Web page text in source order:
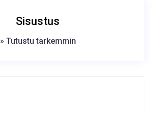
Sisustus
» Tutustu tarkemmin